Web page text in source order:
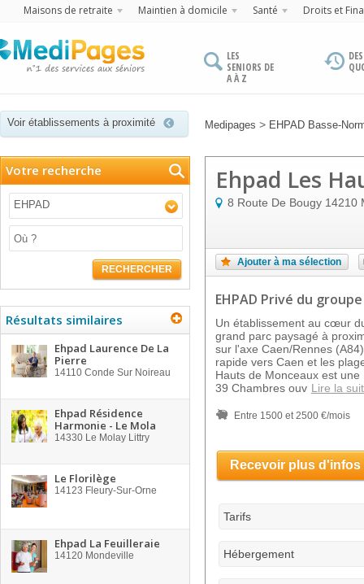
Maisons de retraite Maintien à domicile Santé Droits et
LES
SENIORS DE
A À Z
Voir établissements à proximité Medipages > EHPAD Basse-
Votre recherche
EHPAD
RECHERCHER
Résultats similaires
Ehpad Laurence De La
Pierre
14110 Conde Sur Noireau
Ehpad Résidence
Harmonie - Le Mola
14330 Le Molay Littry
Le Florilège
14123 Fleury-Sur-Orne
Ehpad La Feuilleraie
14120 Mondeville
Ehpad Les
8 Route De Bougy 14210
Ajouter à ma sélection
EHPAD Privé du groupe
Un établissement au cœur
grand parc paysagé à
sur l'axe Caen/Rennes
rapide vers Caen et les
Hauts de Monceaux est
39 Chambres ouv Lire la
Entre 1500 et 2500 €/mois
Recevoir plus d'infos
Tarifs
Hébergement